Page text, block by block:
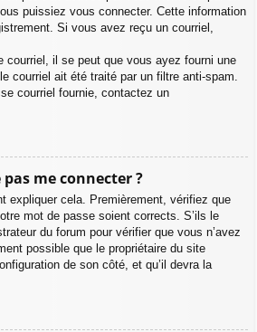
puissiez vous connecter. Cette information
Si vous avez reçu un courriel,
courriel, il se peut que vous ayez fourni une
courriel ait été traité par un filtre anti-spam.
courriel fournie, contactez un
me connecter ?
expliquer cela. Premièrement, vérifiez que
mot de passe soient corrects. S’ils le
du forum pour vérifier que vous n’avez
possible que le propriétaire du site
de son côté, et qu’il devra la